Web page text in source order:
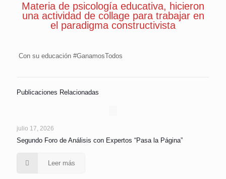
Materia de psicología educativa, hicieron
una actividad de collage para trabajar en
el paradigma constructivista
Con su educación #GanamosTodos
Publicaciones Relacionadas
julio 17, 2026
Segundo Foro de Análisis con Expertos “Pasa la Página”
Leer más